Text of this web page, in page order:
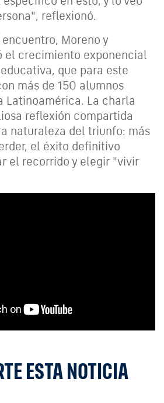
reflexionó.
Moreno y
el crecimiento exponencial
que para este
más de 150 alumnos
Latinoamérica. La charla
reflexión compartida
naturaleza del triunfo: más
el éxito definitivo
el recorrido y elegir "vivir
ESTA NOTICIA